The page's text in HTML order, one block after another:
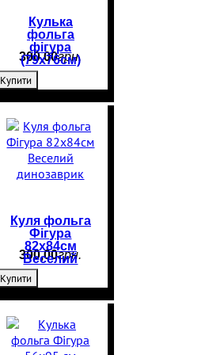
Кулька
фольга
фігура
(79х76см)
Цуценя в
рожевому
300,00грн.
Купити
Куля фольга
Фігура
82х84см
Веселий
динозаврик
300,00грн.
Купити